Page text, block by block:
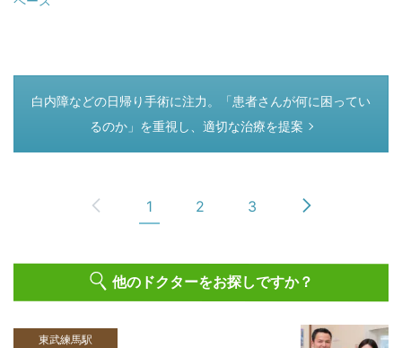
つぎのページ
白内障などの日帰り手術に注力。「患者さんが何に困ってい
るのか」を重視し、適切な治療を提案
1 2 3
他のドクターをお探しですか？
東武練馬駅